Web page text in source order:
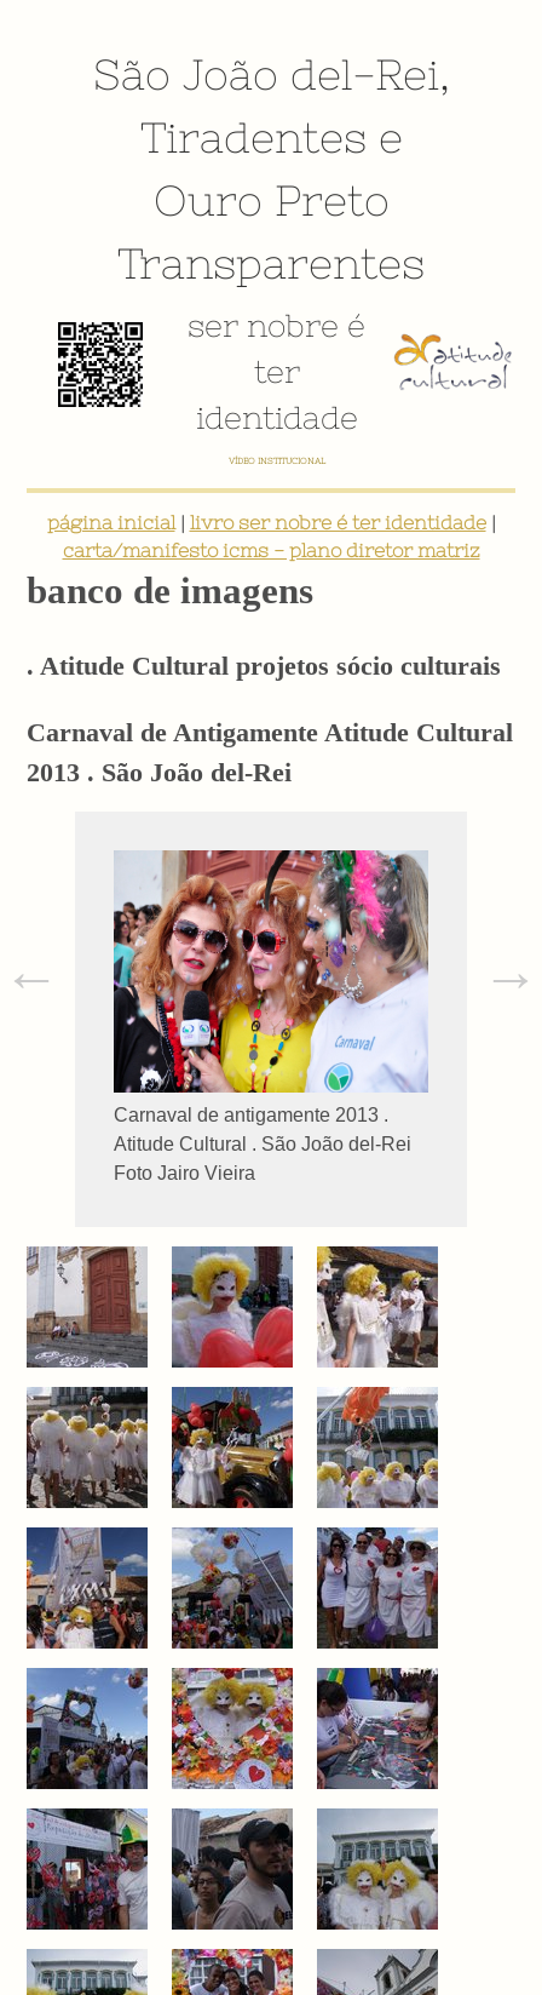
São João del-Rei,
Tiradentes e
Ouro Preto
Transparentes
ser nobre é
ter
identidade
E-BOOK: "SER NOBRE É TER IDENTIDADE: INVENTÁRIO DIGITAL PARTICIPATIVO SOBRE O PATRIMÔNIO
página inicial| livro ser nobre é ter identidade|
carta/manifesto icms - plano diretor matriz
banco de imagens
. Atitude Cultural projetos sócio culturais
Carnaval de Antigamente Atitude Cultural
2013 . São João del-Rei
Carnaval de antigamente 2013 .
Atitude Cultural . São João del-Rei
Foto Jairo Vieira
← →